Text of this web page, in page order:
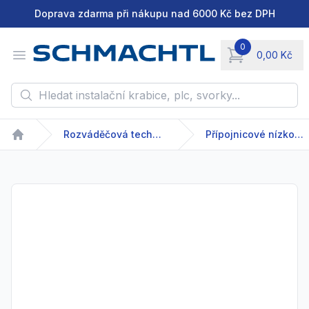
Doprava zdarma při nákupu nad 6000 Kč bez DPH
Open menu
0
0,00 Kč
items in cart,
Hledat instalační krabice, plc, svorky...
Home
Rozváděčová technika Přípojnicové nízkonapětové systémy